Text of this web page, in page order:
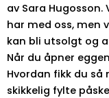
av Sara Hugosson.
har med oss, men
kan bli utsolgt og
Når du åpner
Hvordan fikk du så
skikkelig fylte